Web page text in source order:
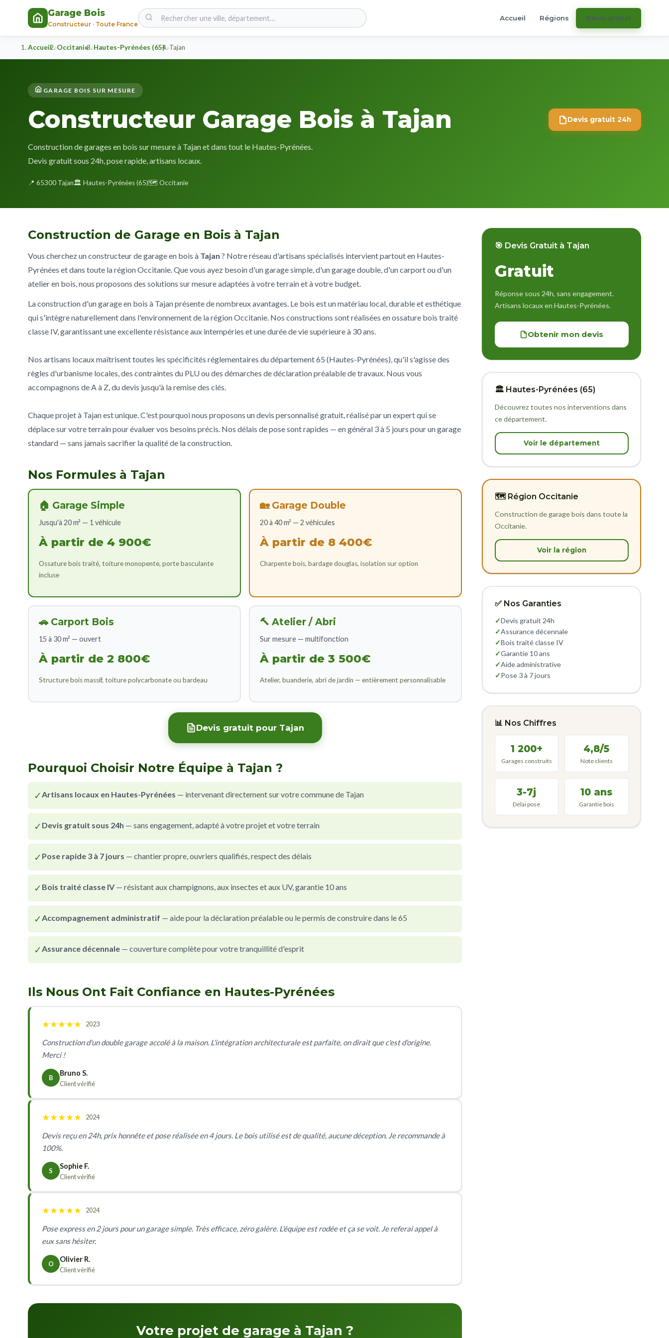
Garage Bois
Constructeur · Toute France
Accueil Régions Devis gratuit
Accueil Occitanie Hautes-Pyrénées (65) Tajan
GARAGE BOIS SUR MESURE
Constructeur Garage Bois à Tajan Devis gratuit 24h
Construction de garages en bois sur mesure à Tajan et dans tout le Hautes-Pyrénées.
Devis gratuit sous 24h, pose rapide, artisans locaux.
📍 65300 Tajan🏛️ Hautes-Pyrénées (65)🗺️ Occitanie
Construction de Garage en Bois à Tajan
Vous cherchez un constructeur de garage en bois à Tajan ? Notre réseau d'artisans spécialisés intervient partout en Hautes-
Pyrénées et dans toute la région Occitanie. Que vous ayez besoin d'un garage simple, d'un garage double, d'un carport ou d'un
atelier en bois, nous proposons des solutions sur mesure adaptées à votre terrain et à votre budget.
La construction d'un garage en bois à Tajan présente de nombreux avantages. Le bois est un matériau local, durable et esthétique
qui s'intègre naturellement dans l'environnement de la région Occitanie. Nos constructions sont réalisées en ossature bois traité
classe IV, garantissant une excellente résistance aux intempéries et une durée de vie supérieure à 30 ans.
Nos artisans locaux maîtrisent toutes les spécificités réglementaires du département 65 (Hautes-Pyrénées), qu'il s'agisse des
règles d'urbanisme locales, des contraintes du PLU ou des démarches de déclaration préalable de travaux. Nous vous
accompagnons de A à Z, du devis jusqu'à la remise des clés.
Chaque projet à Tajan est unique. C'est pourquoi nous proposons un devis personnalisé gratuit, réalisé par un expert qui se
déplace sur votre terrain pour évaluer vos besoins précis. Nos délais de pose sont rapides — en général 3 à 5 jours pour un garage
standard — sans jamais sacrifier la qualité de la construction.
Nos Formules à Tajan
🏠 Garage Simple
Jusqu'à 20 m² — 1 véhicule
À partir de 4 900€
Ossature bois traité, toiture monopente, porte basculante
incluse
🏡 Garage Double
20 à 40 m² — 2 véhicules
À partir de 8 400€
Charpente bois, bardage douglas, isolation sur option
🚗 Carport Bois
15 à 30 m² — ouvert
À partir de 2 800€
Structure bois massif, toiture polycarbonate ou bardeau
🔨 Atelier / Abri
Sur mesure — multifonction
À partir de 3 500€
Atelier, buanderie, abri de jardin — entièrement personnalisable
Devis gratuit pour Tajan
Pourquoi Choisir Notre Équipe à Tajan ?
✓Artisans locaux en Hautes-Pyrénées — intervenant directement sur votre commune de Tajan
✓ Devis gratuit sous 24h — sans engagement, adapté à votre projet et votre terrain
✓ Pose rapide 3 à 7 jours — chantier propre, ouvriers qualifiés, respect des délais
✓ Bois traité classe IV — résistant aux champignons, aux insectes et aux UV, garantie 10 ans
✓Accompagnement administratif — aide pour la déclaration préalable ou le permis de construire dans le 65
✓Assurance décennale — couverture complète pour votre tranquillité d'esprit
Ils Nous Ont Fait Confiance en Hautes-Pyrénées
★★★★★ 2023
Construction d'un double garage accolé à la maison. L'intégration architecturale est parfaite, on dirait que c'est d'origine.
Merci !
B
Bruno S.
Client vérifié
★★★★★ 2024
Devis reçu en 24h, prix honnête et pose réalisée en 4 jours. Le bois utilisé est de qualité, aucune déception. Je recommande à
100%.
S
Sophie F.
Client vérifié
★★★★★ 2024
Pose express en 2 jours pour un garage simple. Très efficace, zéro galère. L'équipe est rodée et ça se voit. Je referai appel à
eux sans hésiter.
O
Olivier R.
Client vérifié
Votre projet de garage à Tajan ?
🎯 Devis Gratuit à Tajan
Gratuit
Réponse sous 24h, sans engagement.
Artisans locaux en Hautes-Pyrénées.
Obtenir mon devis
🏛️ Hautes-Pyrénées (65)
Découvrez toutes nos interventions dans
ce département.
Voir le département
🗺️ Région Occitanie
Construction de garage bois dans toute la
Occitanie.
Voir la région
✅ Nos Garanties
✓Devis gratuit 24h
✓Assurance décennale
✓Bois traité classe IV
✓Garantie 10 ans
✓Aide administrative
✓Pose 3 à 7 jours
📊 Nos Chiffres
1 200+
Garages construits
4,8/5
Note clients
3-7j
Délai pose
10 ans
Garantie bois